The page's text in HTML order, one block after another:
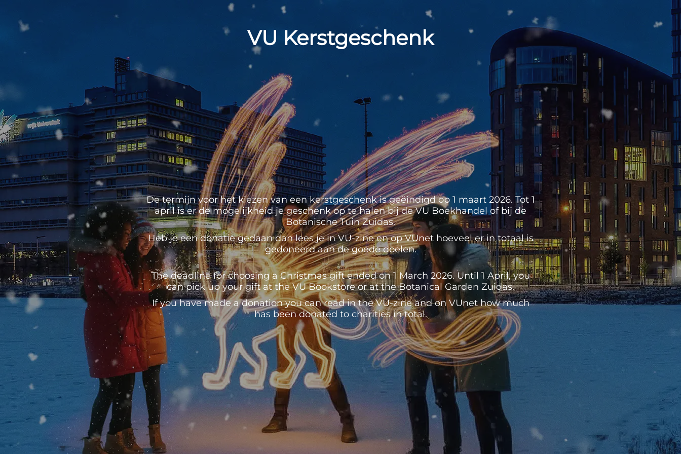
VU Kerstgeschenk
De termijn voor het kiezen van een kerstgeschenk is geëindigd op 1 maart 2026. Tot 1
april is er de mogelijkheid je geschenk op te halen bij de VU Boekhandel of bij de
Botanische Tuin Zuidas.
Heb je een donatie gedaan dan lees je in VU-zine en op VUnet hoeveel er in totaal is
gedoneerd aan de goede doelen.
The deadline for choosing a Christmas gift ended on 1 March 2026. Until 1 April, you
can pick up your gift at the VU Bookstore or at the Botanical Garden Zuidas.
If you have made a donation you can read in the VU-zine and on VUnet how much
has been donated to charities in total.